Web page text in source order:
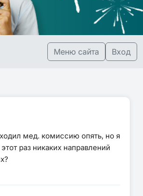
Меню сайта Вход
мед. комиссию опять, но я
раз никаких направлений